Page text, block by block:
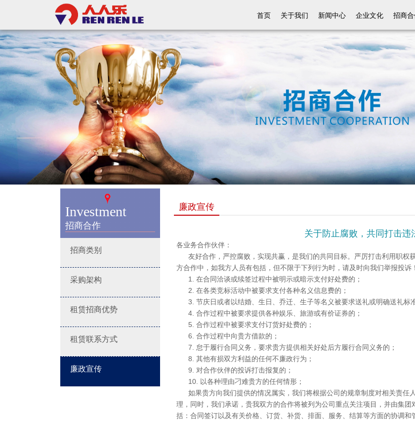
首页 关于我们 新闻中心 企业文化 招商
Investment
招商合作
招商类别
采购架构
租赁招商优势
租赁联系方式
廉政宣传
廉政宣传
关于防止腐败，共同打击违
各业务合作伙伴：
友好合作，严控腐败，实现共赢，是我们的共同目标。严厉打击利用职权
方合作中，如我方人员有包括，但不限于下列行为时，请及时向我们举报投诉！
1. 在合同洽谈或续签过程中被明示或暗示支付好处费的；
2. 在各类竞标活动中被要求支付各种名义信息费的；
3. 节庆日或者以结婚、生日、乔迁、生子等名义被要求送礼或明确送礼标
4. 合作过程中被要求提供各种娱乐、旅游或有价证券的；
5. 合作过程中被要求支付订货好处费的；
6. 合作过程中向贵方借款的；
7. 怠于履行合同义务，要求贵方提供相关好处后方履行合同义务的；
8. 其他有损双方利益的任何不廉政行为；
9. 对合作伙伴的投诉打击报复的；
10. 以各种理由刁难贵方的任何情形；
如果贵方向我们提供的情况属实，我们将根据公司的规章制度对相关责
理，同时，我们承诺，贵我双方的合作将被列为公司重点关注项目，并由集
括：合同签订以及有关价格、订货、补货、排面、服务、结算等方面的协调和